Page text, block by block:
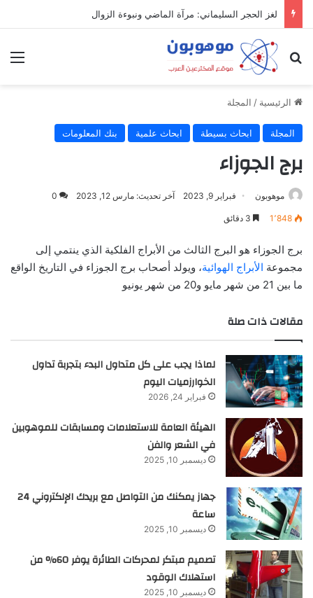
لغز الحجر السليماني: مرآة الماضي ونبوءة الزوال
بحث عن
الرئيسية / المجلة
المجلة ابحاث بسيطة ابحاث علمية بنك المعلومات
برج الجوزاء
موهوبون فبراير 9, 2023 آخر تحديث: مارس 12, 2023 0
1٬848
برج الجوزاء هو البرج الثالث من الأبراج الفلكية الذي ينتمي إلى
مجموعة الأبراج الهوائية، ويولد أصحاب برج الجوزاء في التاريخ الواقع
ما بين 21 من شهر مايو و20 من شهر يونيو
مقالات ذات صلة
لماذا يجب على كل متداول البدء بتجربة تداول
الخوارزميات اليوم
فبراير 24, 2026
الهيئة العامة للاستعلامات ومسابقات للموهوبين
في الشعر والفن
ديسمبر 10, 2025
جهاز يمكنك من التواصل مع بريدك الإلكتروني 24
ساعة
ديسمبر 10, 2025
تصميم مبتكر لمحركات الطائرة يوفر 60% من
استهلاك الوقود
ديسمبر 10, 2025